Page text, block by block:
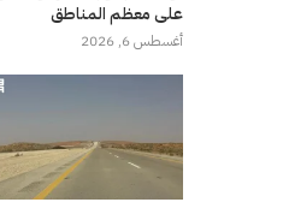
على معظم المناطق
أغسطس 6, 2026